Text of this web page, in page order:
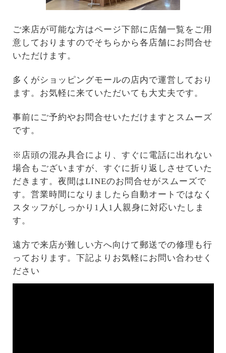
ご来店が可能な方はページ下部に店舗一覧をご用
意しておりますのでそちらから各店舗にお問合せ
いただけます。
多くがショッピングモールの店内で運営しており
ます。お気軽に来ていただいても大丈夫です。
事前にご予約やお問合せいただけますとスムーズ
です。
※店頭の混み具合により、すぐに電話に出れない
場合もございますが、すぐに折り返しさせていた
だきます。夜間はLINEのお問合せがスムーズで
す。営業時間になりましたら自動オートではなく
スタッフがしっかり1人1人親身に対応いたしま
す。
遠方で来店が難しい方へ向けて郵送での修理も行
っております。下記よりお気軽にお問い合わせく
ださい